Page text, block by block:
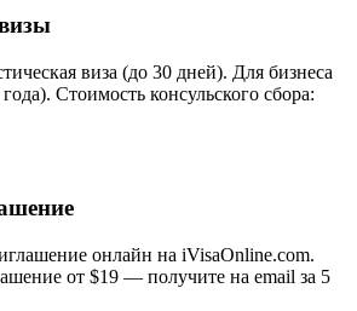
виза (до 30 дней). Для бизнеса
Стоимость консульского сбора:
онлайн на iVisaOnline.com.
от $19 — получите на email за 5